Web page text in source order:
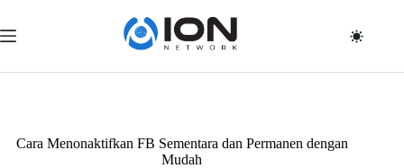
content
Cara Menonaktifkan FB Sementara dan Permanen dengan
Mudah